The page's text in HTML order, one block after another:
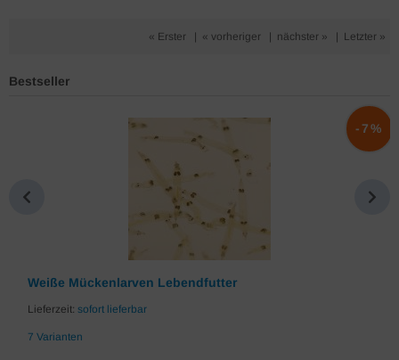
« Erster « vorheriger nächster » Letzter »
Bestseller
Weiße Mückenlarven Lebendfutter
Lieferzeit: sofort lieferbar
7 Varianten
-7%